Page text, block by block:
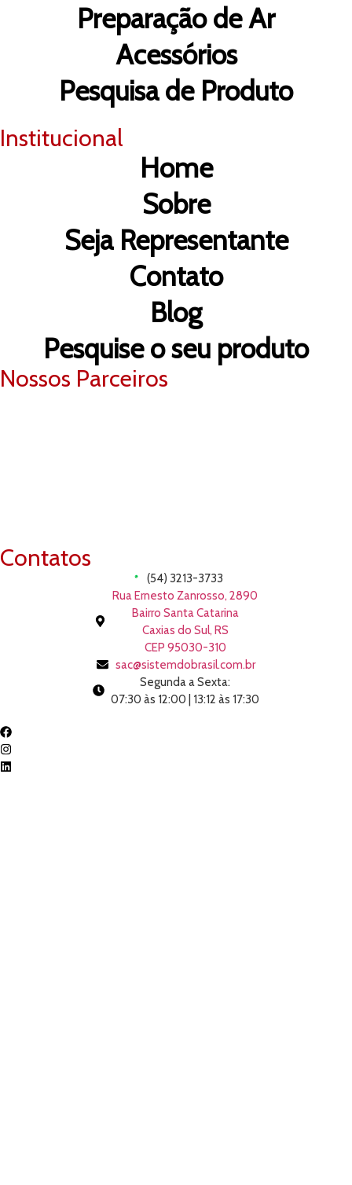
Preparação de Ar
Acessórios
Pesquisa de Produto
Institucional
Home
Sobre
Seja Representante
Contato
Blog
Pesquise o seu produto
Nossos Parceiros
Contatos
(54) 3213-3733
Rua Ernesto Zanrosso, 2890
Bairro Santa Catarina
Caxias do Sul, RS
CEP 95030-310
sac@sistemdobrasil.com.br
Segunda a Sexta:
07:30 às 12:00 | 13:12 às 17:30